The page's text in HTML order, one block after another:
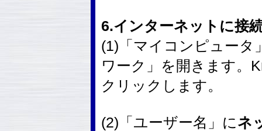
6.インターネットに接
(1)「マイコンピュー
ワーク」を開きます。
クリックします。
(2)「ユーザー名」にネ